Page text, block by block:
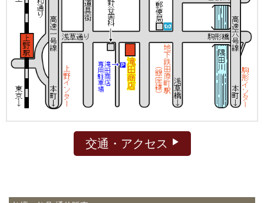
交通・アクセス